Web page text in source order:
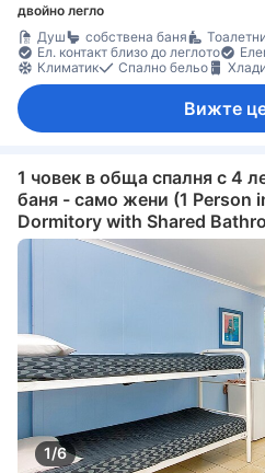
двойно легло
Душ
собствена баня
Ел. контакт близо до леглото
Климатик
Спално бельо
Вижте
1 човек в обща спалня с 4
баня - само жени (1 Person
Dormitory with Shared
Female Only)
1/6